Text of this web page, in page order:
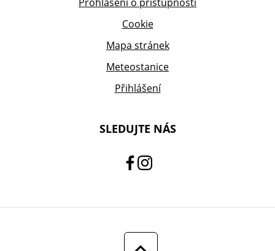
Cookie
Mapa stránek
Meteostanice
Přihlášení
SLEDUJTE NÁS